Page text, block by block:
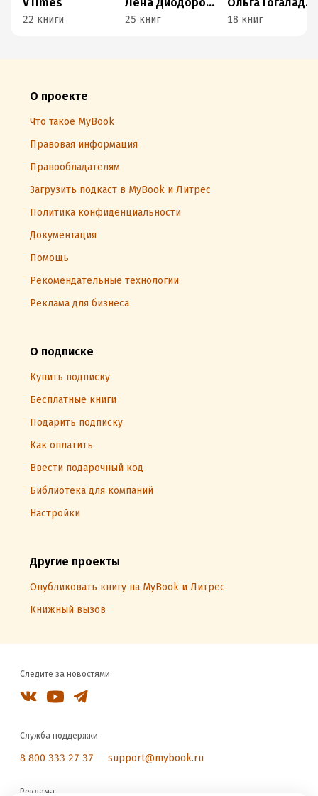
22 книги 25 книг 18 книг
О проекте
Что такое MyBook
Правовая информация
Правообладателям
Загрузить подкаст в MyBook и Литрес
Политика конфиденциальности
Документация
Помощь
Рекомендательные технологии
Реклама для бизнеса
О подписке
Купить подписку
Бесплатные книги
Подарить подписку
Как оплатить
Ввести подарочный код
Библиотека для компаний
Настройки
Другие проекты
Опубликовать книгу на MyBook и Литрес
Книжный вызов
Следите за новостями
Служба поддержки
8 800 333 27 37 support@mybook.ru
Реклама